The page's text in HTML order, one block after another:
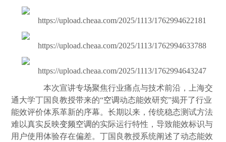
本次宣讲专场聚焦行业痛点与技术前沿，上海交
通大学丁国良教授带来的“空调动态能效研究”揭开了行业
能效评价体系革新的序幕。长期以来，传统稳态测试方法
难以真实反映变频空调的实际运行特性，导致能效标识与
用户使用体验存在偏差。丁国良教授系统阐述了动态能效